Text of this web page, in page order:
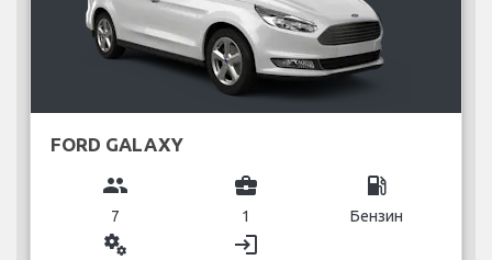
FORD GALAXY
group
7
business_center
1
local_gas_station
Бензин
miscellaneous_services login